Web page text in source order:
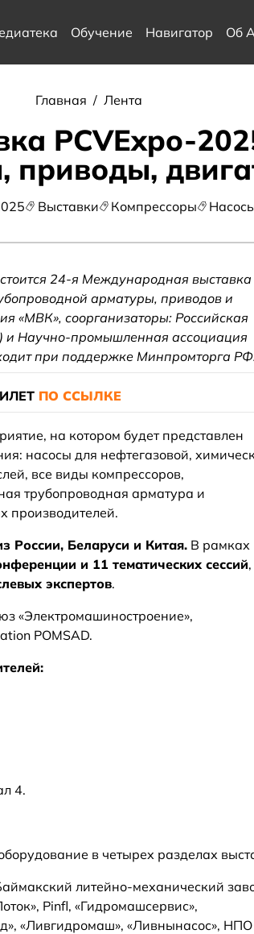
Обучение Навигатор Об
Главная / Лента
PCVExpo-
приводы,
Выставки Компрессоры
24-я Международная выставка
арматуры, приводов и
«МВК», соорганизаторы: Российская
и Научно-промышленная ассоциация
при поддержке Минпромторга
ПО ССЫЛКЕ
на котором будет представлен
насосы для нефтегазовой,
все виды компрессоров,
трубопроводная арматура и
производителей.
России, Беларуси и Китая. В рамках
и 11 тематических сессий
экспертов.
«Электромашиностроение»,
POMSAD.
4.
в четырех разделах
литейно-механический
Pinfl, «Гидромашсервис»,
«Ливгидромаш», «Ливнынасос», НПО